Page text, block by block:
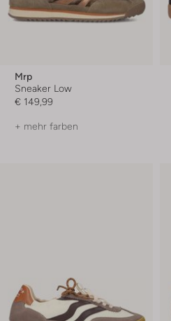
Mrp
Sneaker Low
€ 149,99
+ mehr farben